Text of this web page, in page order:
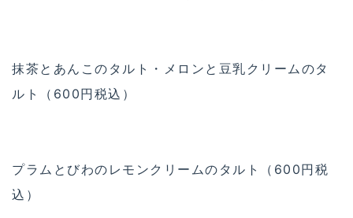
抹茶とあんこのタルト・メロンと豆乳クリームのタ
ルト（600円税込）
プラムとびわのレモンクリームのタルト（600円税
込）